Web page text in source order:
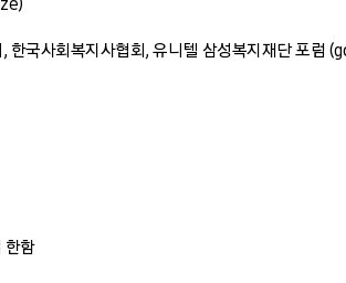
국사회복지사협회, 유니텔 삼성복지재단 포럼
한함